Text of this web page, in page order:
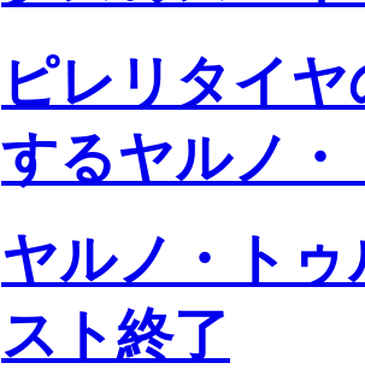
ピレリタイ
するヤルノ
ヤルノ・ト
スト終了